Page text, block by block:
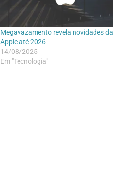
Megavazamento revela novidades da
Apple até 2026
14/08/2025
Em "Tecnologia"